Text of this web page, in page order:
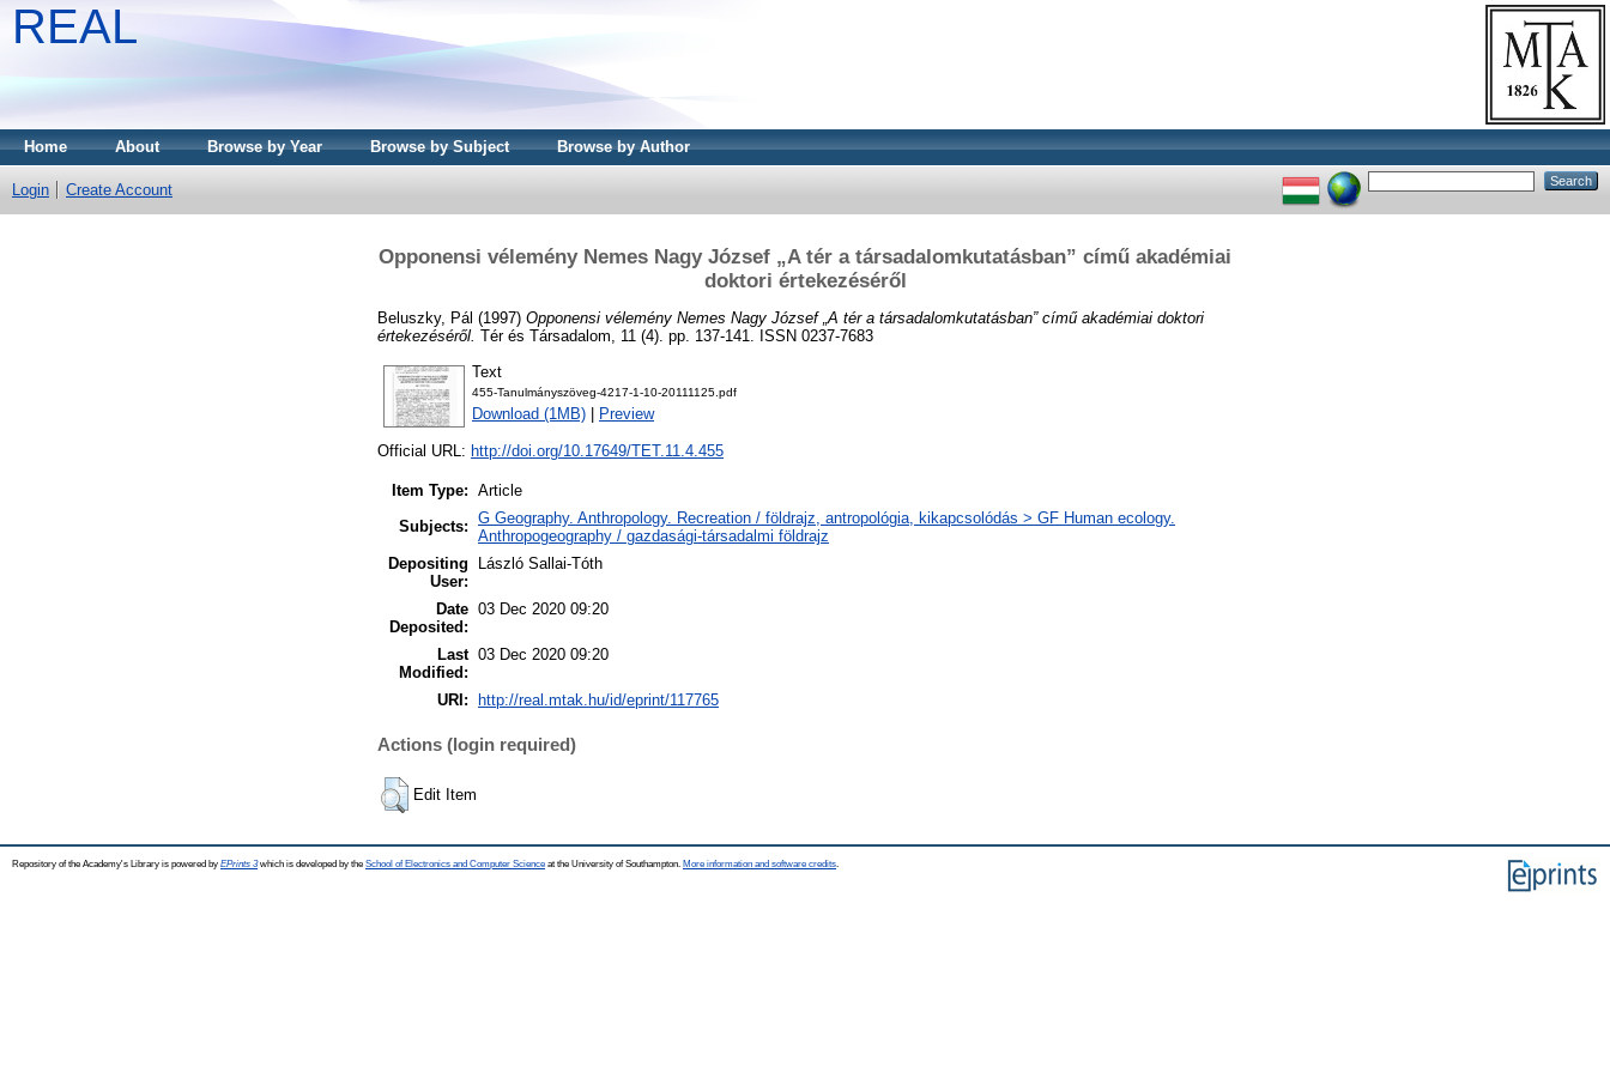
REAL
Home About Browse by Year Browse by Subject Browse by Author
Login Create Account
Opponensi vélemény Nemes Nagy József „A tér a társadalomkutatásban” című akadémiai
doktori értekezéséről
Beluszky, Pál (1997) Opponensi vélemény Nemes Nagy József „A tér a társadalomkutatásban” című akadémiai doktori
értekezéséről. Tér és Társadalom, 11 (4). pp. 137-141. ISSN 0237-7683
Text
455-Tanulmányszöveg-4217-1-10-20111125.pdf
Download (1MB) Preview
Official URL: http://doi.org/10.17649/TET.11.4.455
Item Type: Article
Subjects: G Geography. Anthropology. Recreation / földrajz, antropológia, kikapcsolódás > GF Human ecology.
Anthropogeography / gazdasági-társadalmi földrajz
Depositing
User:
László Sallai-Tóth
Date
Deposited:
03 Dec 2020 09:20
Last
Modified:
03 Dec 2020 09:20
URI: http://real.mtak.hu/id/eprint/117765
Actions (login required)
Edit Item
Repository of the Academy's Library is powered by EPrints 3which is developed by the School of Electronics and Computer Science at the University of Southampton. More information and software credits